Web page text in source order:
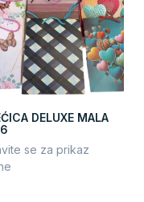
DELUXE MALA
se za prikaz